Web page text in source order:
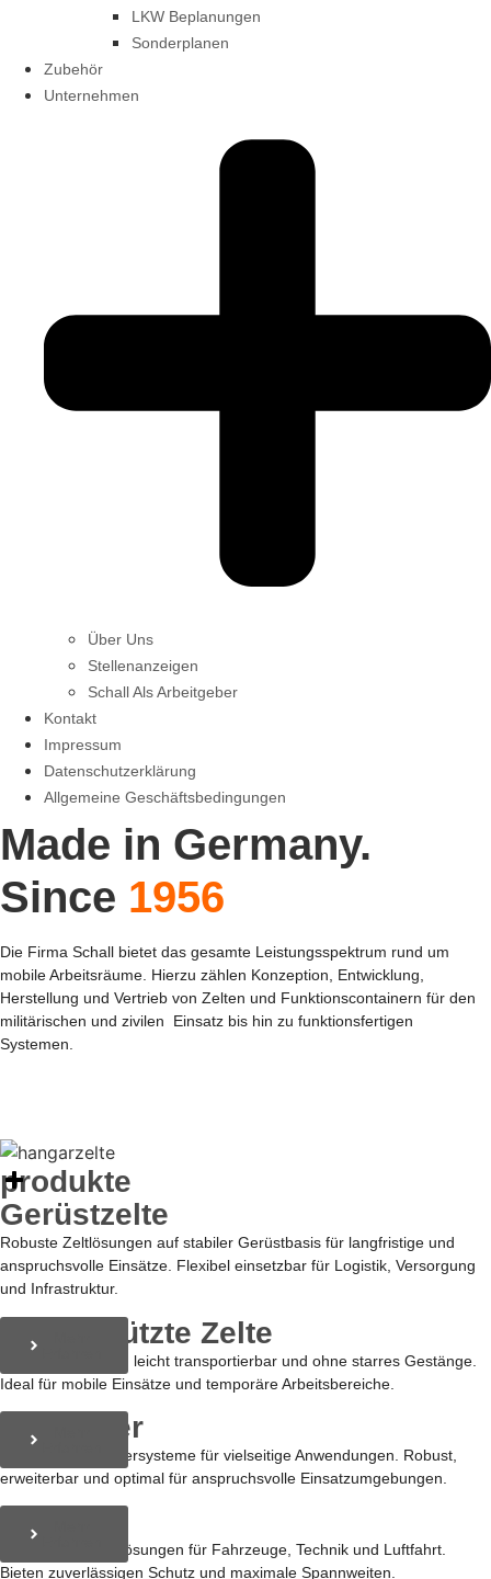
LKW Beplanungen
Sonderplanen
Zubehör
Unternehmen
Über Uns
Stellenanzeigen
Schall Als Arbeitgeber
Kontakt
Impressum
Daten­schutz­erklärung
Allgemeine Geschäftsbedingungen
Made in Germany.
Since 1956
Die Firma Schall bietet das gesamte Leistungsspektrum rund um
mobile Arbeitsräume. Hierzu zählen Konzeption, Entwicklung,
Herstellung und Vertrieb von Zelten und Funktionscontainern für den
militärischen und zivilen Einsatz bis hin zu funktionsfertigen
Systemen.
produkte
Gerüstzelte
Robuste Zeltlösungen auf stabiler Gerüstbasis für langfristige und
anspruchsvolle Einsätze. Flexibel einsetzbar für Logistik, Versorgung
und Infrastruktur.
Luftgestützte Zelte
Schnell aufgebaut, leicht transportierbar und ohne starres Gestänge.
Ideal für mobile Einsätze und temporäre Arbeitsbereiche.
Container
Modulare Containersysteme für vielseitige Anwendungen. Robust,
erweiterbar und optimal für anspruchsvolle Einsatzumgebungen.
Hangar
Großflächige Zeltlösungen für Fahrzeuge, Technik und Luftfahrt.
Bieten zuverlässigen Schutz und maximale Spannweiten.